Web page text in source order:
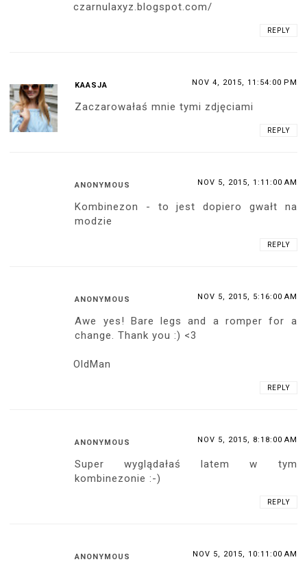
czarnulaxyz.blogspot.com/
REPLY
KAASJA NOV 4, 2015, 11:54:00 PM
Zaczarowałaś mnie tymi zdjęciami
REPLY
ANONYMOUS NOV 5, 2015, 1:11:00 AM
Kombinezon - to jest dopiero gwałt na
modzie
REPLY
ANONYMOUS NOV 5, 2015, 5:16:00 AM
Awe yes! Bare legs and a romper for a
change. Thank you :) <3
OldMan
REPLY
ANONYMOUS NOV 5, 2015, 8:18:00 AM
Super wyglądałaś latem w tym
kombinezonie :-)
REPLY
ANONYMOUS NOV 5, 2015, 10:11:00 AM